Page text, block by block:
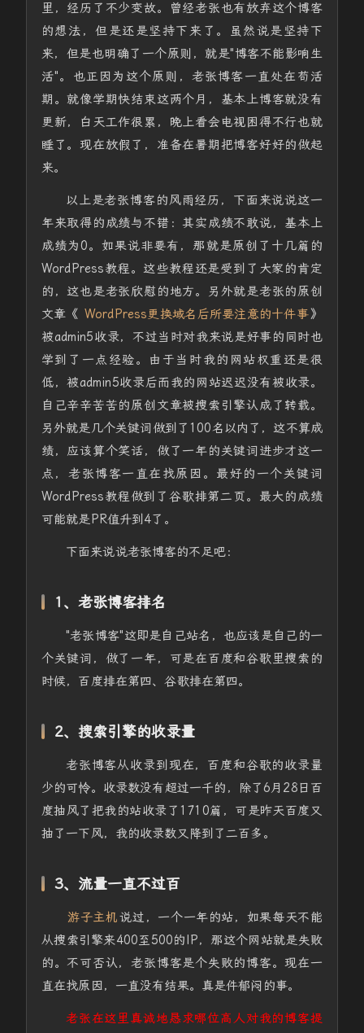
里，经历了不少变故。曾经老张也有放弃这个博客
的想法，但是还是坚持下来了。虽然说是坚持下
来，但是也明确了一个原则，就是"博客不能影响生
活"。也正因为这个原则，老张博客一直处在苟活
期。就像学期快结束这两个月，基本上博客就没有
更新，白天工作很累，晚上看会电视困得不行也就
睡了。现在放假了，准备在暑期把博客好好的做起
来。
以上是老张博客的风雨经历，下面来说说这一
年来取得的成绩与不错：其实成绩不敢说，基本上
成绩为0。如果说非要有，那就是原创了十几篇的
WordPress教程。这些教程还是受到了大家的肯定
的，这也是老张欣慰的地方。另外就是老张的原创
文章《 WordPress更换域名后所要注意的十件事》
被admin5收录，不过当时对我来说是好事的同时也
学到了一点经验。由于当时我的网站权重还是很
低，被admin5收录后而我的网站迟迟没有被收录。
自己辛辛苦苦的原创文章被搜索引擎认成了转载。
另外就是几个关键词做到了100名以内了，这不算成
绩，应该算个笑话，做了一年的关键词进步才这一
点，老张博客一直在找原因。最好的一个关键词
WordPress教程做到了谷歌排第二页。最大的成绩
可能就是PR值升到4了。
下面来说说老张博客的不足吧：
1、老张博客排名
"老张博客"这即是自己站名，也应该是自己的一
个关键词，做了一年，可是在百度和谷歌里搜索的
时候，百度排在第四、谷歌排在第四。
2、搜索引擎的收录量
老张博客从收录到现在，百度和谷歌的收录量
少的可怜。收录数没有超过一千的，除了6月28日百
度抽风了把我的站收录了1710篇，可是昨天百度又
抽了一下风，我的收录数又降到了二百多。
3、流量一直不过百
游子主机说过，一个一年的站，如果每天不能
从搜索引擎来400至500的IP，那这个网站就是失败
的。不可否认，老张博客是个失败的博客。现在一
直在找原因，一直没有结果。真是件郁闷的事。
老张在这里真诚地恳求哪位高人对我的博客提